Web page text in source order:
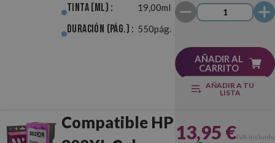
Tinta (ml) : 19,00ml
Duración (pág.) : 550pág.
AÑADIR AL
CARRITO
AÑADIR A TU
LISTA
Compatible HP 13,95 €IVA incluido